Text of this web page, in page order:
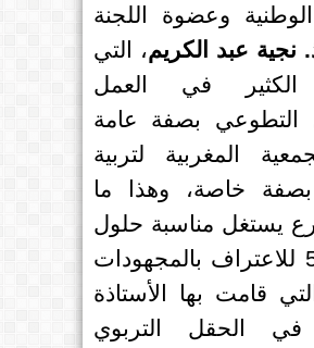
الوطنية وعضوة اللجنة
نجية عبد الكريم، التي
في العمل
التطوعي بصفة عامة
المغربية لتربية
بصفة خاصة، وهذا ما
يستغل مناسبة حلول
الذكرى 5 للاعتراف بالمجهودات
قامت بها الأستاذة
في الحقل التربوي